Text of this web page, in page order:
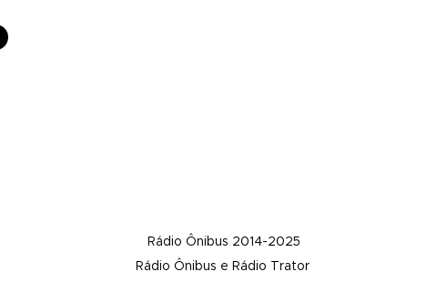
Rádio Ônibus 2014-2025
Rádio Ônibus e Rádio Trator